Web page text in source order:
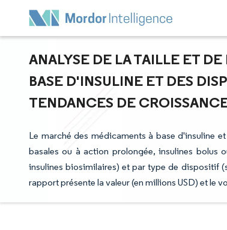
ANALYSE DE LA TAILLE ET
BASE D'INSULINE ET DES
TENDANCES DE
Le marché des médicaments à base d'insuline
basales ou à action prolongée, insulines bolus
insulines biosimilaires) et par type de dispositif
rapport présente la valeur (en millions USD) et le